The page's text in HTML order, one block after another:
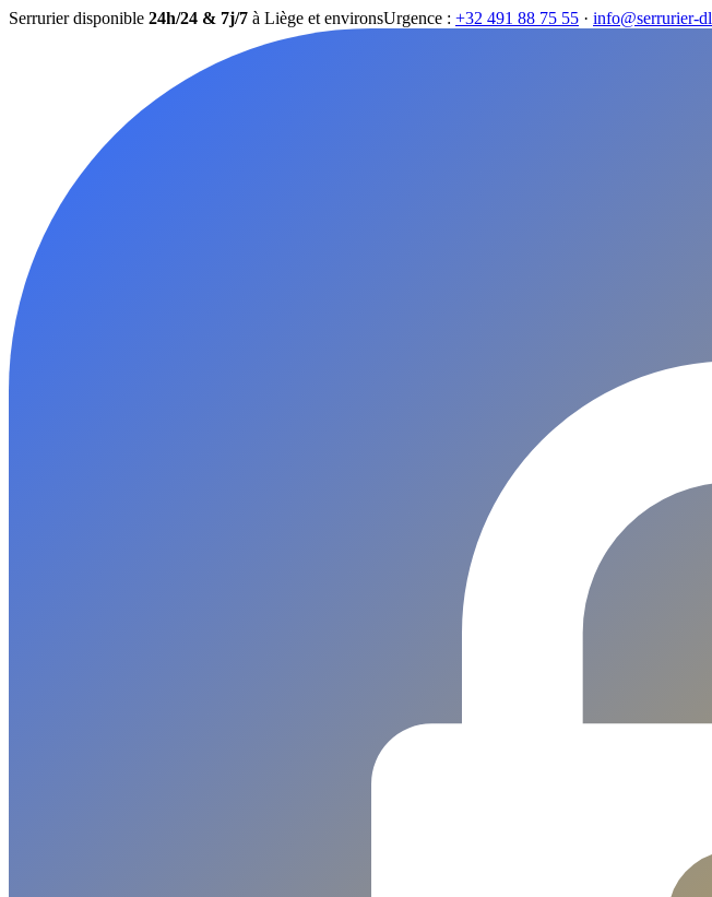
Serrurier disponible 24h/24 & 7j/7 à Liège et environsUrgence : +32 491 88 75 55 · info@serrurier-